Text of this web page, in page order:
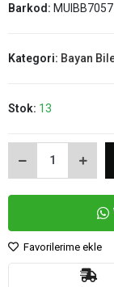
Barkod: MUIBB7057
Kategori: Bayan
Stok: 13
Favorilerime ekle